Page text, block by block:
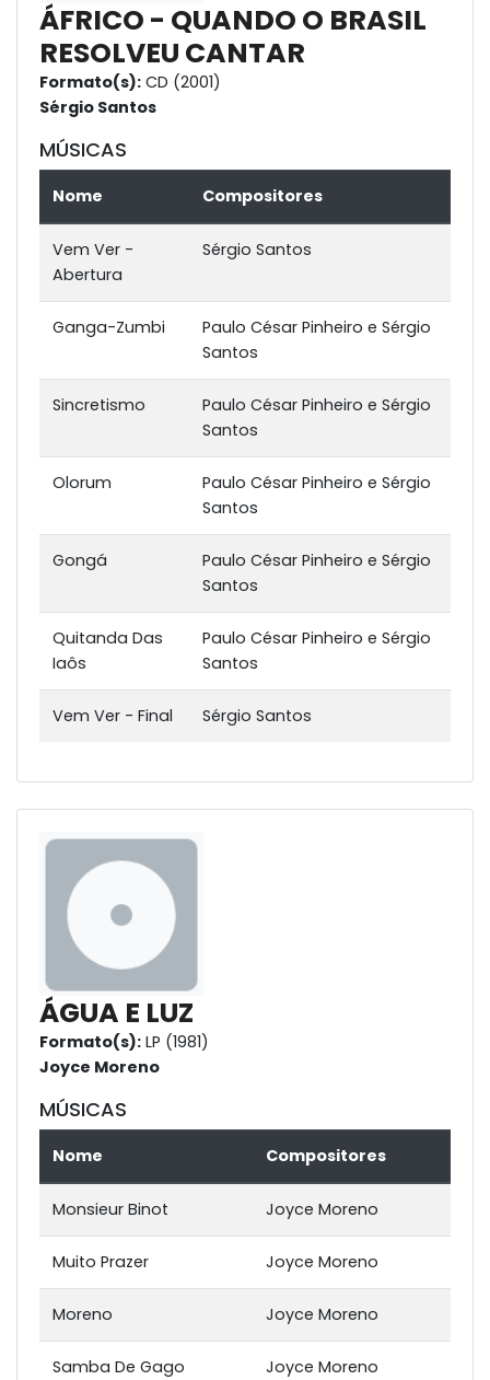
ÁFRICO - QUANDO O BRASIL
RESOLVEU CANTAR
Formato(s): CD (2001)
Sérgio Santos
MÚSICAS
Nome Compositores
Vem Ver -
Abertura
Sérgio Santos
Ganga-Zumbi
Paulo César Pinheiro e Sérgio
Santos
Sincretismo
Paulo César Pinheiro e Sérgio
Santos
Olorum
Paulo César Pinheiro e Sérgio
Santos
Gongá
Paulo César Pinheiro e Sérgio
Santos
Quitanda Das
Iaôs
Paulo César Pinheiro e Sérgio
Santos
Vem Ver - Final Sérgio Santos
ÁGUA E LUZ
Formato(s): LP (1981)
Joyce Moreno
MÚSICAS
Nome Compositores
Monsieur Binot Joyce Moreno
Muito Prazer Joyce Moreno
Moreno Joyce Moreno
Samba De Gago Joyce Moreno